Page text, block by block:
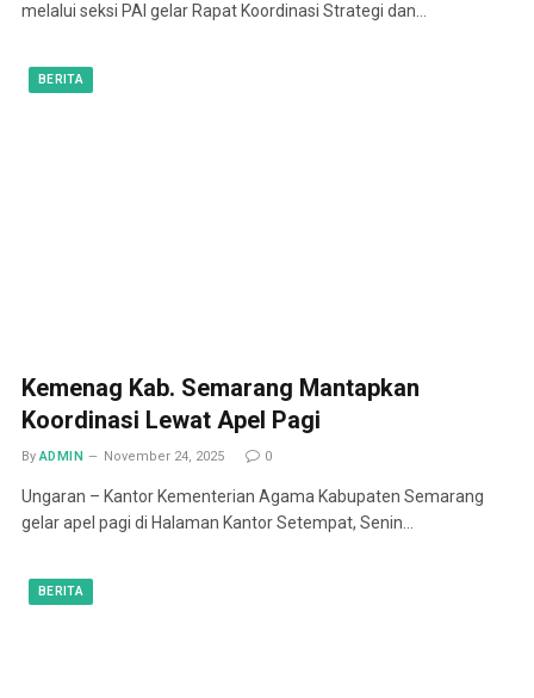
melalui seksi PAI gelar Rapat Koordinasi Strategi dan…
BERITA
Kemenag Kab. Semarang Mantapkan
Koordinasi Lewat Apel Pagi
By ADMIN November 24, 2025 0
Ungaran – Kantor Kementerian Agama Kabupaten Semarang
gelar apel pagi di Halaman Kantor Setempat, Senin…
BERITA